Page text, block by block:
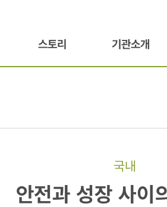
스토리 기관소개
국내
안전과 성장 사이